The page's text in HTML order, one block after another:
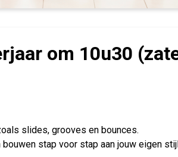
om 10u30
slides, grooves en bounces.
stap voor stap aan jouw eigen